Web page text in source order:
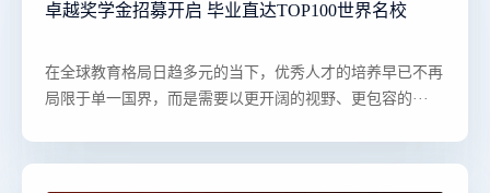
卓越奖学金招募开启 毕业直达TOP100世界名校
​​在全球教育格局日趋多元的当下，优秀人才的培养早已不再
局限于单一国界，而是需要以更开阔的视野、更包容的···